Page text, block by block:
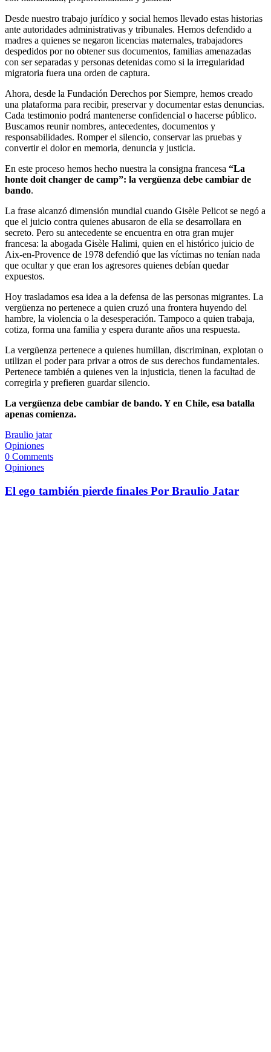
Desde nuestro trabajo jurídico y social hemos llevado estas historias
ante autoridades administrativas y tribunales. Hemos defendido a
madres a quienes se negaron licencias maternales, trabajadores
despedidos por no obtener sus documentos, familias amenazadas
con ser separadas y personas detenidas como si la irregularidad
migratoria fuera una orden de captura.
Ahora, desde la Fundación Derechos por Siempre, hemos creado
una plataforma para recibir, preservar y documentar estas denuncias.
Cada testimonio podrá mantenerse confidencial o hacerse público.
Buscamos reunir nombres, antecedentes, documentos y
responsabilidades. Romper el silencio, conservar las pruebas y
convertir el dolor en memoria, denuncia y justicia.
En este proceso hemos hecho nuestra la consigna francesa “La
honte doit changer de camp”: la vergüenza debe cambiar de
bando.
La frase alcanzó dimensión mundial cuando Gisèle Pelicot se negó a
que el juicio contra quienes abusaron de ella se desarrollara en
secreto. Pero su antecedente se encuentra en otra gran mujer
francesa: la abogada Gisèle Halimi, quien en el histórico juicio de
Aix-en-Provence de 1978 defendió que las víctimas no tenían nada
que ocultar y que eran los agresores quienes debían quedar
expuestos.
Hoy trasladamos esa idea a la defensa de las personas migrantes. La
vergüenza no pertenece a quien cruzó una frontera huyendo del
hambre, la violencia o la desesperación. Tampoco a quien trabaja,
cotiza, forma una familia y espera durante años una respuesta.
La vergüenza pertenece a quienes humillan, discriminan, explotan o
utilizan el poder para privar a otros de sus derechos fundamentales.
Pertenece también a quienes ven la injusticia, tienen la facultad de
corregirla y prefieren guardar silencio.
La vergüenza debe cambiar de bando. Y en Chile, esa batalla
apenas comienza.
Braulio jatar
Opiniones
0 Comments
Opiniones
El ego también pierde finales Por Braulio Jatar